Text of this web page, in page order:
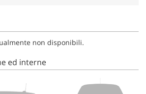
non disponibili.
ed interne